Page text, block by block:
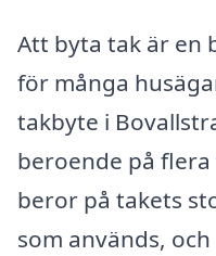
Att byta tak är en
för många
takbyte i
beroende på
beror på takets
som används,